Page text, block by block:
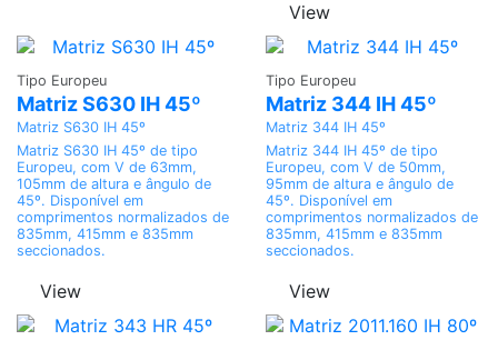
View
Tipo Europeu
Matriz S630 IH 45º
Matriz S630 IH 45º
Matriz S630 IH 45º de tipo
Europeu, com V de 63mm,
105mm de altura e ângulo de
45º. Disponível em
comprimentos normalizados de
835mm, 415mm e 835mm
seccionados.
View
Tipo Europeu
Matriz 344 IH 45º
Matriz 344 IH 45º
Matriz 344 IH 45º de tipo
Europeu, com V de 50mm,
95mm de altura e ângulo de
45º. Disponível em
comprimentos normalizados de
835mm, 415mm e 835mm
seccionados.
View